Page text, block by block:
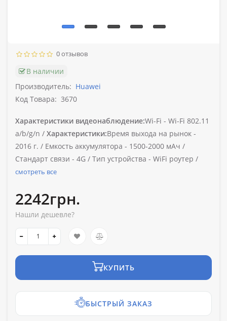
0 отзывов
В наличии
Производитель: Huawei
Код Товара: 3670
Характеристики видеонаблюдение:Wi-Fi - Wi-Fi 802.11
a/b/g/n / Характеристики:Время выхода на рынок -
2016 г. / Емкость аккумулятора - 1500-2000 мАч /
Стандарт связи - 4G / Тип устройства - WiFi роутер /
смотреть все
2242грн.
Нашли дешевле?
КУПИТЬ
БЫСТРЫЙ ЗАКАЗ